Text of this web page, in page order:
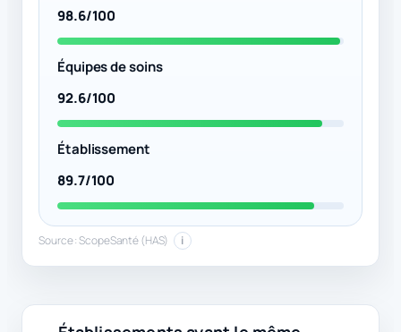
98.6/100
Équipes de soins
92.6/100
Établissement
89.7/100
Source : ScopeSanté (HAS) i